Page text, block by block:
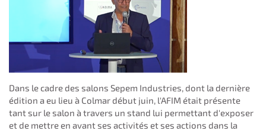
Dans le cadre des salons Sepem Industries, dont la dernière
édition a eu lieu à Colmar début juin, l'AFIM était présente
tant sur le salon à travers un stand lui permettant d'exposer
et de mettre en avant ses activités et ses actions dans la